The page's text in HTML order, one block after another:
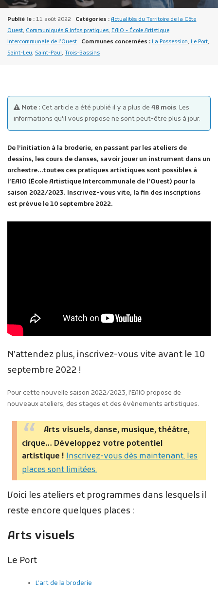
Marchés publics
Projets financés par l'Europe
Plans d'accès
Publié le : 11 août 2022 Catégories : Actualités du Territoire de la Côte
Ouest, Communiqués & infos pratiques, EAIO - École Artistique
Intercommunale de l’Ouest
Communes concernées : La Possession,Le Port,
Saint-Leu, Saint-Paul, Trois-Bassins
Note : Cet article a été publié il y a plus de 48 mois. Les
informations qu'il vous propose ne sont peut-être plus à jour.
De l’initiation à la broderie, en passant par les ateliers de
dessins, les cours de danses, savoir jouer un instrument dans un
orchestre…toutes ces pratiques artistiques sont possibles à
l’EAIO (École Artistique Intercommunale de l’Ouest) pour la
saison 2022/2023. Inscrivez-vous vite, la fin des inscriptions
est prévue le 10 septembre 2022.
N’attendez plus, inscrivez-vous vite avant le 10
septembre 2022 !
Pour cette nouvelle saison 2022/2023, l’EAIO propose de
nouveaux ateliers, des stages et des évènements artistiques.
Arts visuels, danse, musique, théâtre,
cirque… Développez votre potentiel
artistique ! Inscrivez-vous dès maintenant, les
places sont limitées.
Voici les ateliers et programmes dans lesquels il
reste encore quelques places :
Arts visuels
Le Port
L’art de la broderie